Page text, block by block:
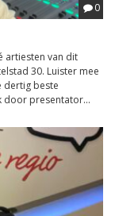
0
artiesten van dit
30. Luister mee
dertig beste
door presentator...